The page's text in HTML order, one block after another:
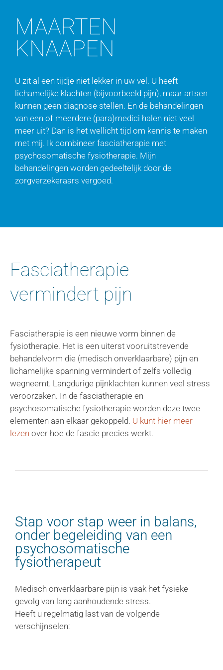
MAARTEN
KNAAPEN
U zit al een tijdje niet lekker in uw vel. U heeft
lichamelijke klachten (bijvoorbeeld pijn), maar artsen
kunnen geen diagnose stellen. En de behandelingen
van een of meerdere (para)medici halen niet veel
meer uit? Dan is het wellicht tijd om kennis te maken
met mij. Ik combineer fasciatherapie met
psychosomatische fysiotherapie. Mijn
behandelingen worden gedeeltelijk door de
zorgverzekeraars vergoed.
Fasciatherapie
vermindert pijn
Fasciatherapie is een nieuwe vorm binnen de
fysiotherapie. Het is een uiterst vooruitstrevende
behandelvorm die (medisch onverklaarbare) pijn en
lichamelijke spanning vermindert of zelfs volledig
wegneemt. Langdurige pijnklachten kunnen veel stress
veroorzaken. In de fasciatherapie en
psychosomatische fysiotherapie worden deze twee
elementen aan elkaar gekoppeld. U kunt hier meer
lezen over hoe de fascie precies werkt.
Stap voor stap weer in balans,
onder begeleiding van een
psychosomatische
fysiotherapeut
Medisch onverklaarbare pijn is vaak het fysieke
gevolg van lang aanhoudende stress.
Heeft u regelmatig last van de volgende
verschijnselen: